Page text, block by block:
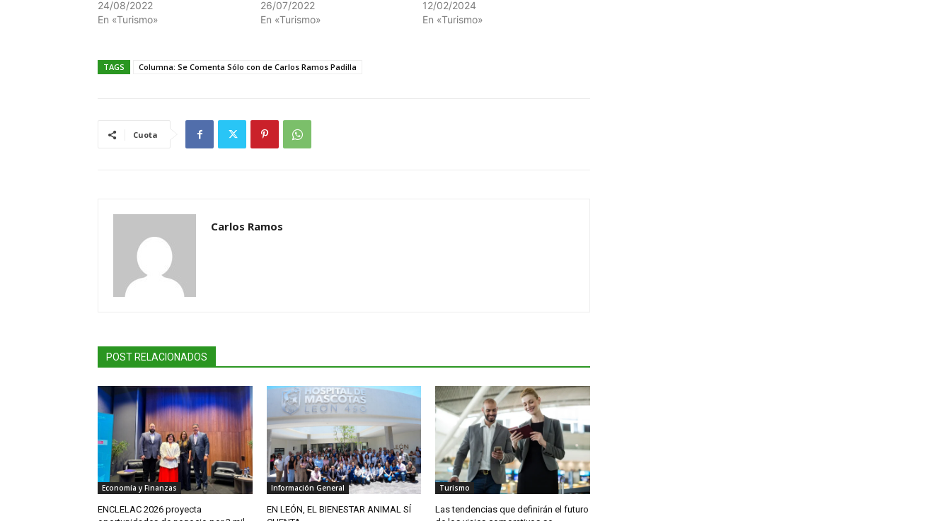
24/08/2022
En «Turismo»
26/07/2022
En «Turismo»
12/02/2024
En «Turismo»
TAGS Columna: Se Comenta Sólo con de Carlos Ramos Padilla
Cuota
Carlos Ramos
POST RELACIONADOS
Economía y Finanzas
ENCLELAC 2026 proyecta
Información General
EN LEÓN, EL BIENESTAR ANIMAL SÍ
Turismo
Las tendencias que definirán el futuro